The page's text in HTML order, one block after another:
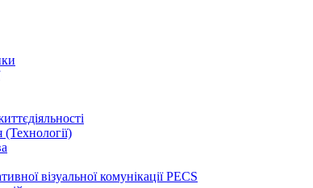
візуальної комунікації PECS